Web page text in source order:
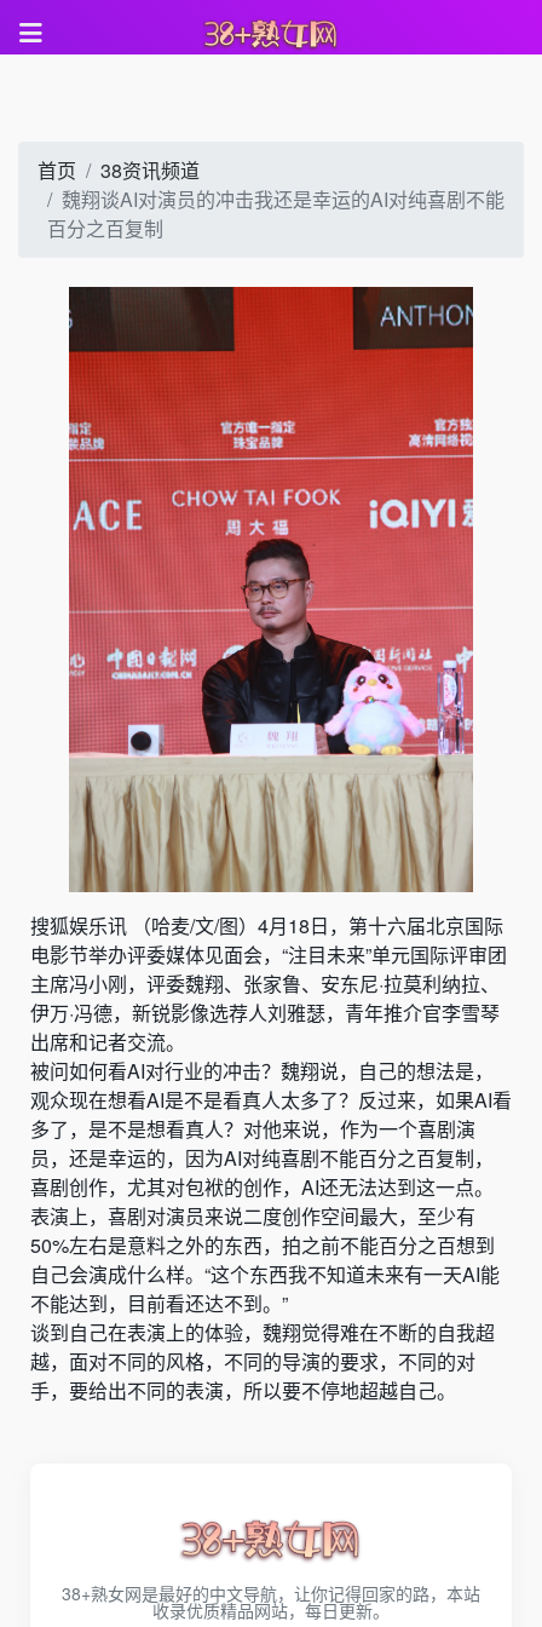
首页
38资讯频道
魏翔谈AI对演员的冲击我还是幸运的AI对纯喜剧不能
百分之百复制
搜狐娱乐讯 （哈麦/文/图）4月18日，第十六届北京国际
电影节举办评委媒体见面会，“注目未来”单元国际评审团
主席冯小刚，评委魏翔、张家鲁、安东尼·拉莫利纳拉、
伊万·冯德，新锐影像选荐人刘雅瑟，青年推介官李雪琴
出席和记者交流。
被问如何看AI对行业的冲击？魏翔说，自己的想法是，
观众现在想看AI是不是看真人太多了？反过来，如果AI看
多了，是不是想看真人？对他来说，作为一个喜剧演
员，还是幸运的，因为AI对纯喜剧不能百分之百复制，
喜剧创作，尤其对包袱的创作，AI还无法达到这一点。
表演上，喜剧对演员来说二度创作空间最大，至少有
50%左右是意料之外的东西，拍之前不能百分之百想到
自己会演成什么样。“这个东西我不知道未来有一天AI能
不能达到，目前看还达不到。”
谈到自己在表演上的体验，魏翔觉得难在不断的自我超
越，面对不同的风格，不同的导演的要求，不同的对
手，要给出不同的表演，所以要不停地超越自己。
38+熟女网是最好的中文导航，让你记得回家的路，本站
收录优质精品网站，每日更新。